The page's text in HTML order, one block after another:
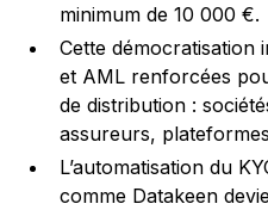
minimum de 10 000 €.
Cette démocratisation
et AML renforcées
de distribution :
assureurs,
L’automatisation du
comme Datakeen